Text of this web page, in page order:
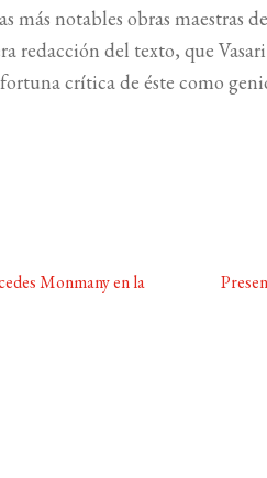
más notables obras maestras
redacción del texto, que
crítica de éste como
Monmany en la